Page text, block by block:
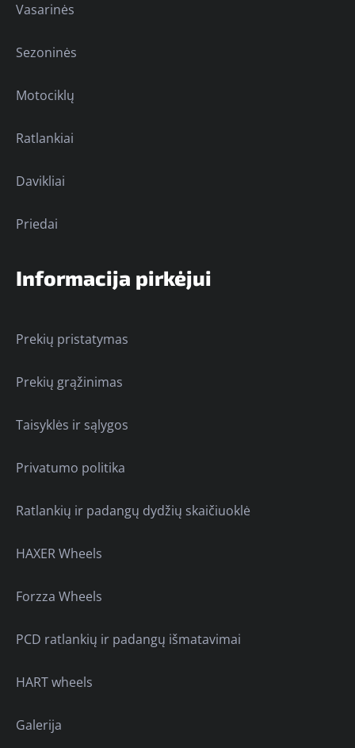
Vasarinės
Sezoninės
Motociklų
Ratlankiai
Davikliai
Priedai
Informacija pirkėjui
Prekių pristatymas
Prekių grąžinimas
Taisyklės ir sąlygos
Privatumo politika
Ratlankių ir padangų dydžių skaičiuoklė
HAXER Wheels
Forzza Wheels
PCD ratlankių ir padangų išmatavimai
HART wheels
Galerija